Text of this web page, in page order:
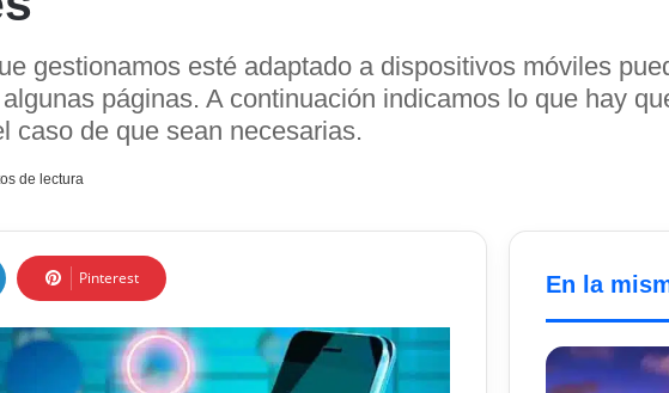
gestionamos esté adaptado a dispositivos móviles
páginas. A continuación indicamos lo que hay
caso de que sean necesarias.
de lectura
Pinterest En la